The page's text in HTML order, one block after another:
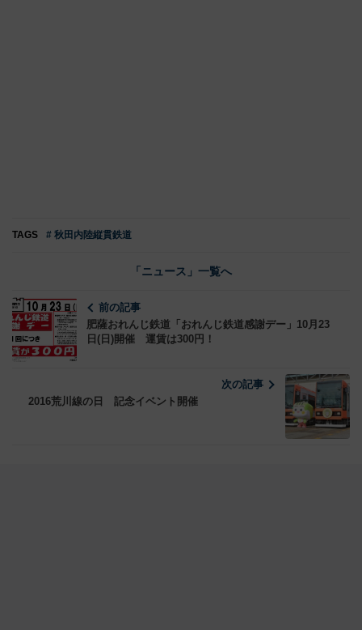
TAGS # 秋田内陸縦貫鉄道
「ニュース」一覧へ
前の記事
肥薩おれんじ鉄道「おれんじ鉄道感謝デー」10月23
日(日)開催 運賃は300円！
次の記事
2016荒川線の日 記念イベント開催